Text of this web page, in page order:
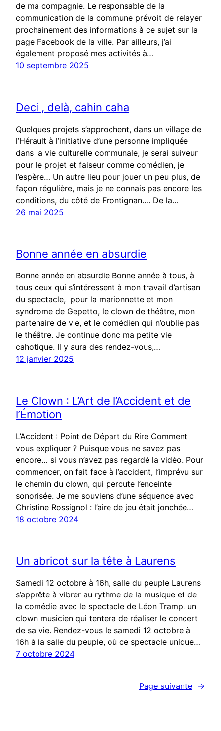
de ma compagnie. Le responsable de la
communication de la commune prévoit de relayer
prochainement des informations à ce sujet sur la
page Facebook de la ville. Par ailleurs, j’ai
également proposé mes activités à…
10 septembre 2025
Deci , delà, cahin caha
Quelques projets s’approchent, dans un village de
l’Hérault à l’initiative d’une personne impliquée
dans la vie culturelle communale, je serai suiveur
pour le projet et faiseur comme comédien, je
l’espère… Un autre lieu pour jouer un peu plus, de
façon régulière, mais je ne connais pas encore les
conditions, du côté de Frontignan…. De la…
26 mai 2025
Bonne année en absurdie
Bonne année en absurdie Bonne année à tous, à
tous ceux qui s’intéressent à mon travail d’artisan
du spectacle, pour la marionnette et mon
syndrome de Gepetto, le clown de théâtre, mon
partenaire de vie, et le comédien qui n’oublie pas
le théâtre. Je continue donc ma petite vie
cahotique. Il y aura des rendez-vous,…
12 janvier 2025
Le Clown : L’Art de l’Accident et de
l’Émotion
L’Accident : Point de Départ du Rire Comment
vous expliquer ? Puisque vous ne savez pas
encore… si vous n’avez pas regardé la vidéo. Pour
commencer, on fait face à l’accident, l’imprévu sur
le chemin du clown, qui percute l’enceinte
sonorisée. Je me souviens d’une séquence avec
Christine Rossignol : l’aire de jeu était jonchée…
18 octobre 2024
Un abricot sur la tête à Laurens
Samedi 12 octobre à 16h, salle du peuple Laurens
s’apprête à vibrer au rythme de la musique et de
la comédie avec le spectacle de Léon Tramp, un
clown musicien qui tentera de réaliser le concert
de sa vie. Rendez-vous le samedi 12 octobre à
16h à la salle du peuple, où ce spectacle unique…
7 octobre 2024
Page suivante →